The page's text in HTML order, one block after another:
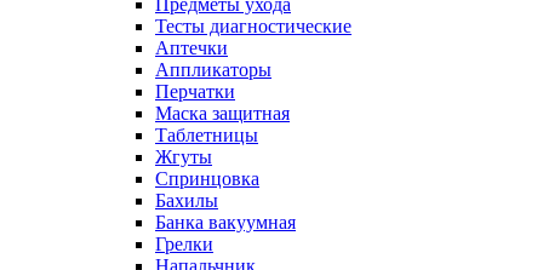
Предметы ухода
Тесты диагностические
Аптечки
Аппликаторы
Перчатки
Маска защитная
Таблетницы
Жгуты
Спринцовка
Бахилы
Банка вакуумная
Грелки
Напальчник